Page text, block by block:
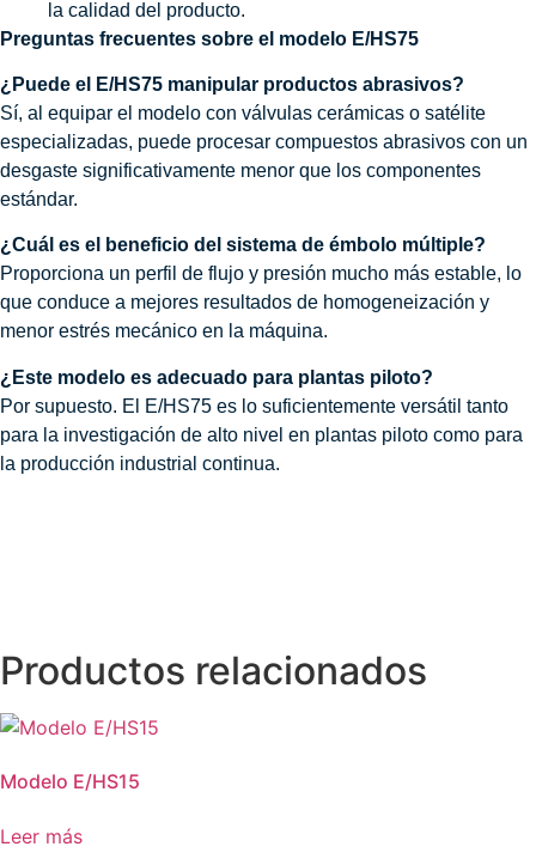
la calidad del producto.
Preguntas frecuentes sobre el modelo E/HS75
¿Puede el E/HS75 manipular productos abrasivos?
Sí, al equipar el modelo con válvulas cerámicas o satélite
especializadas, puede procesar compuestos abrasivos con un
desgaste significativamente menor que los componentes
estándar.
¿Cuál es el beneficio del sistema de émbolo múltiple?
Proporciona un perfil de flujo y presión mucho más estable, lo
que conduce a mejores resultados de homogeneización y
menor estrés mecánico en la máquina.
¿Este modelo es adecuado para plantas piloto?
Por supuesto. El E/HS75 es lo suficientemente versátil tanto
para la investigación de alto nivel en plantas piloto como para
la producción industrial continua.
Productos relacionados
Modelo E/HS15
Leer más